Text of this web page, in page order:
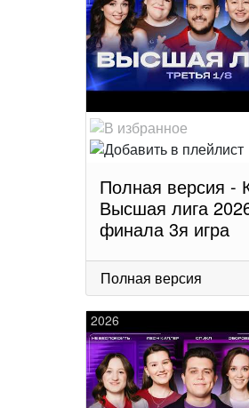
Полная версия -
Высшая лига
финала 3я игра
Полная версия
2026